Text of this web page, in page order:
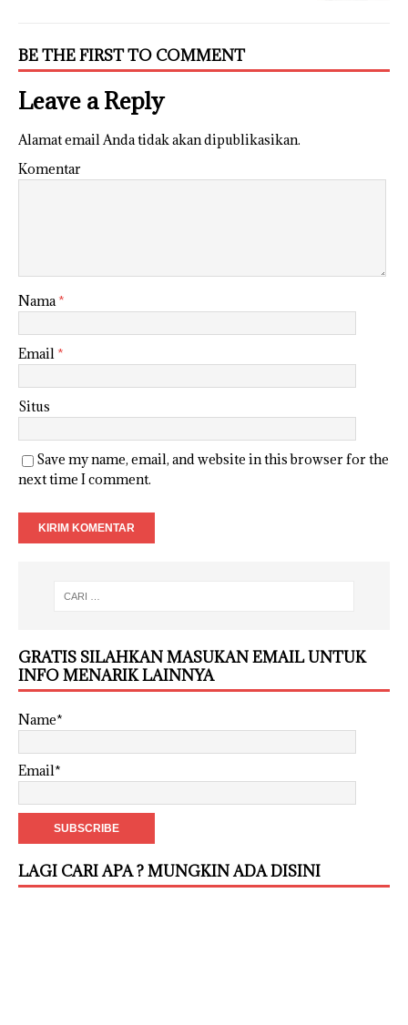
BE THE FIRST TO COMMENT
Leave a Reply
Alamat email Anda tidak akan dipublikasikan.
Komentar
Nama*
Email *
Situs
Save my name, email, and website in this browser for the
next time I comment.
GRATIS SILAHKAN MASUKAN EMAIL UNTUK
INFO MENARIK LAINNYA
Name*
Email*
LAGI CARI APA ? MUNGKIN ADA DISINI